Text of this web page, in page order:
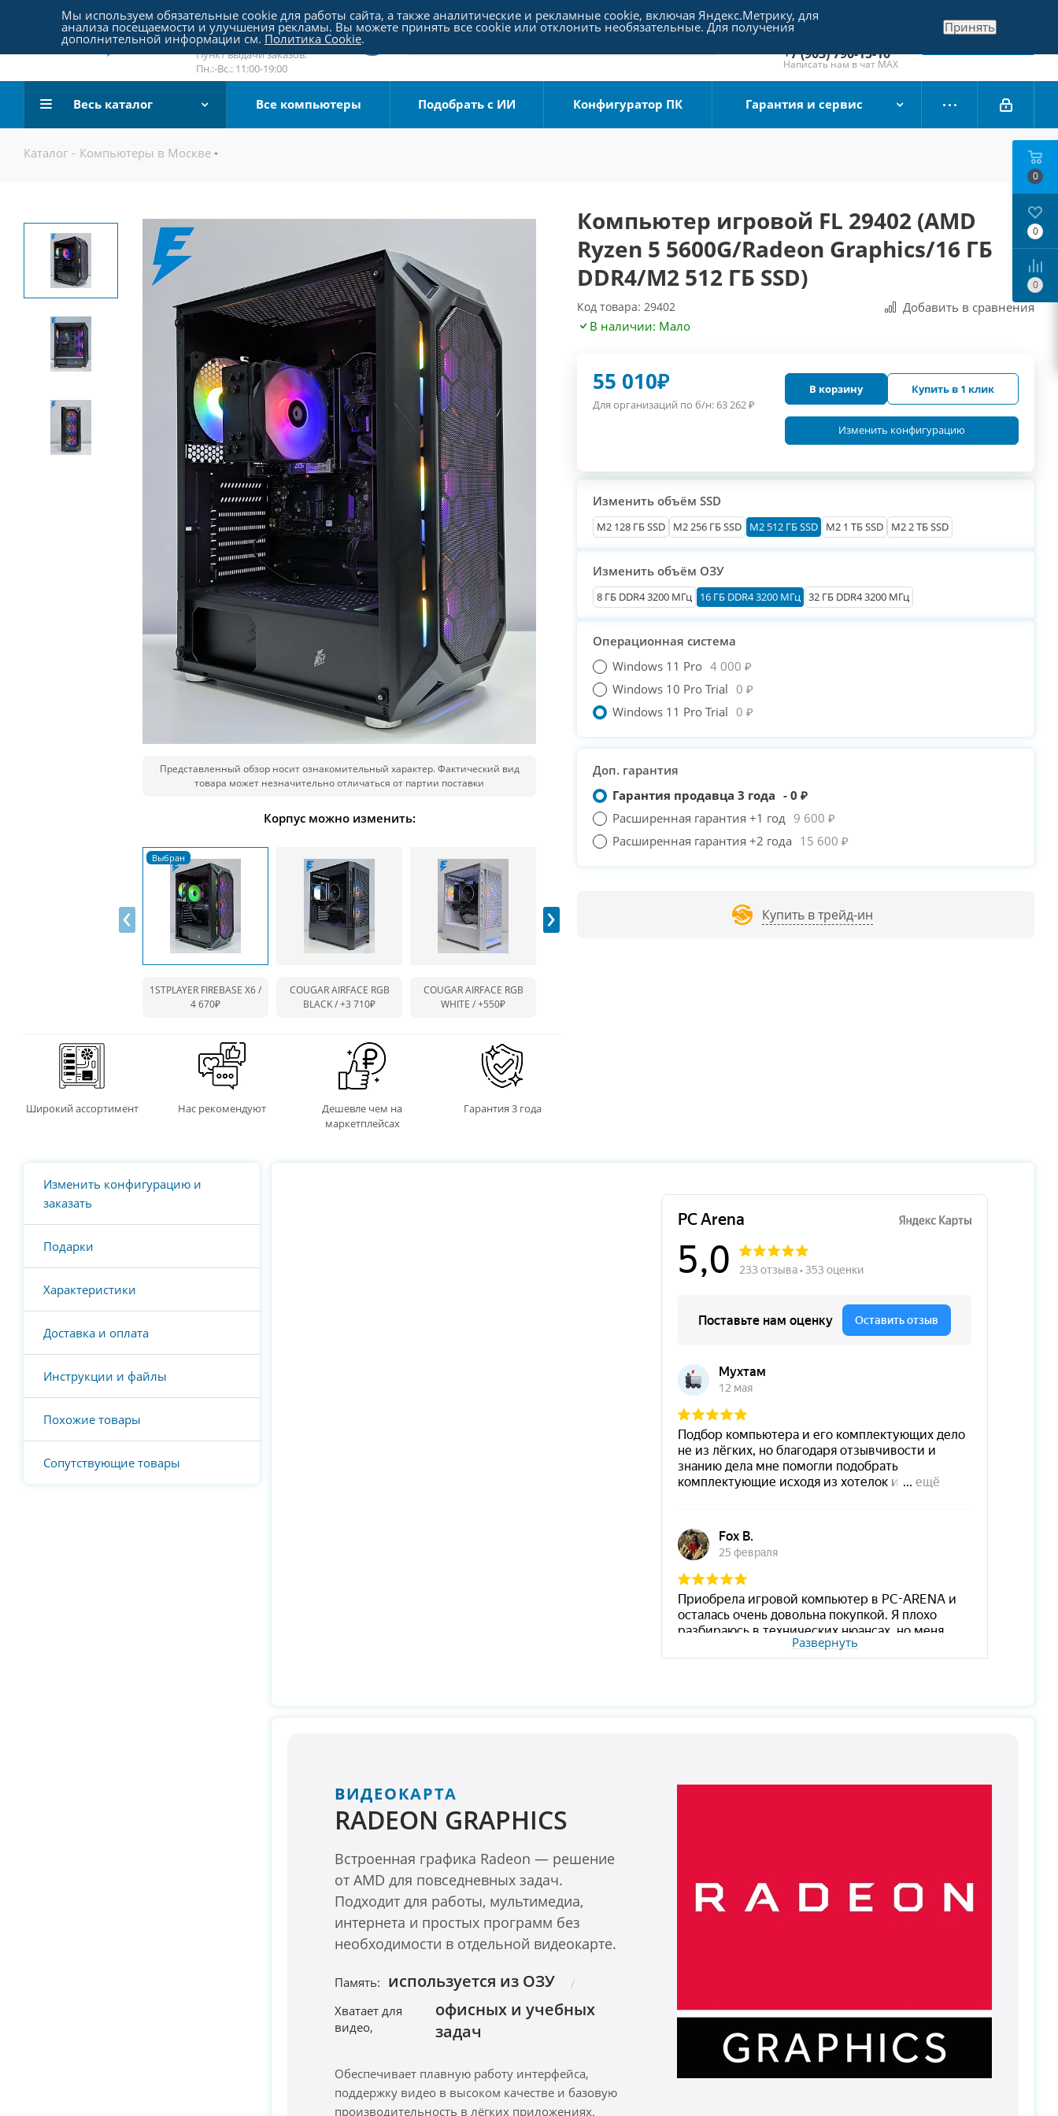
Пятницкое шоссе 18, пав. 267
email:sale@pc-arena.ru
Пн.:-Вс.: 10:00-20:00
Пункт выдачи заказов:
Пн.:-Вс.: 11:00-19:00
+7 (495) 790-15-10
Отдел продаж
+7 (903) 790-15-10
Написать нам в чат MAX
Заказать звонок
Весь каталог Все компьютеры Подобрать с ИИ Конфигуратор ПК Гарантия и сервис
Каталог - Компьютеры в Москве
Представленный обзор носит ознакомительный характер. Фактический вид
товара может незначительно отличаться от партии поставки
Корпус можно изменить:
1STPLAYER FIREBASE X6 /
4 670₽
COUGAR AIRFACE RGB
BLACK /+3 710₽
COUGAR AIRFACE RGB
WHITE /+550₽
‹ ›
Широкий ассортимент Нас рекомендуют
Дешевле чем на
маркетплейсах
Гарантия 3 года
Компьютер игровой FL 29402 (AMD
Ryzen 5 5600G/Radeon Graphics/16 ГБ
DDR4/M2 512 ГБ SSD)
Код товара: 29402
Добавить в сравнения
В наличии: Мало
55 010₽
Для организаций по б/н:63 262₽
В корзину Купить в 1 клик
Изменить конфигурацию
Изменить объём SSD
М2 128 ГБ SSD M2 256 ГБ SSD M2 512 ГБ SSD M2 1 ТБ SSD M2 2 ТБ SSD
Изменить объём ОЗУ
8 ГБ DDR4 3200 МГц 16 ГБ DDR4 3200 МГц 32 ГБ DDR4 3200 МГц
Операционная система
Windows 11 Pro 4 000 ₽
Windows 10 Pro Trial 0 ₽
Windows 11 Pro Trial 0 ₽
Доп. гарантия
Гарантия продавца 3 года - 0 ₽
Расширенная гарантия +1 год 9 600 ₽
Расширенная гарантия +2 года 15 600 ₽
Купить в трейд-ин
Изменить конфигурацию и
заказать
Подарки
Характеристики
Доставка и оплата
Инструкции и файлы
Похожие товары
Сопутствующие товары
Развернуть
ВИДЕОКАРТА
RADEON GRAPHICS
Встроенная графика Radeon — решение
от AMD для повседневных задач.
Подходит для работы, мультимедиа,
интернета и простых программ без
необходимости в отдельной видеокарте.
Память: используется из ОЗУ
Хватает для
видео,
офисных и учебных
задач
Обеспечивает плавную работу интерфейса,
поддержку видео в высоком качестве и базовую
производительность в лёгких приложениях.
0
0
0
Мы используем обязательные cookie для работы сайта, а также аналитические и рекламные cookie, включая Яндекс.Метрику, для
анализа посещаемости и улучшения рекламы. Вы можете принять все cookie или отклонить необязательные. Для получения
дополнительной информации см. Политика Cookie.
Принять